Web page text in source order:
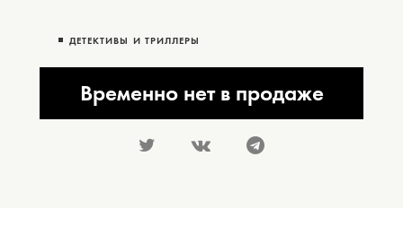
ДЕТЕКТИВЫ И ТРИЛЛЕРЫ
Временно нет в продаже